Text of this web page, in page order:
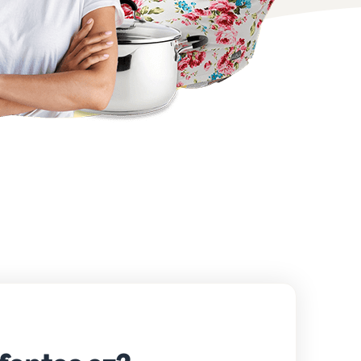
Hogyan lehet online pólókat értékesíteni
Bővítse póló márkáját